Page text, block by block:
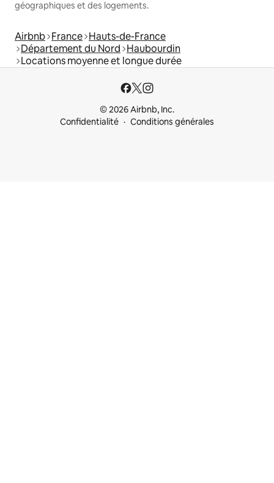
géographiques et des logements.
Airbnb France Hauts-de-France
Département du Nord Haubourdin
Locations moyenne et longue durée
© 2026 Airbnb, Inc.
Confidentialité
Conditions générales